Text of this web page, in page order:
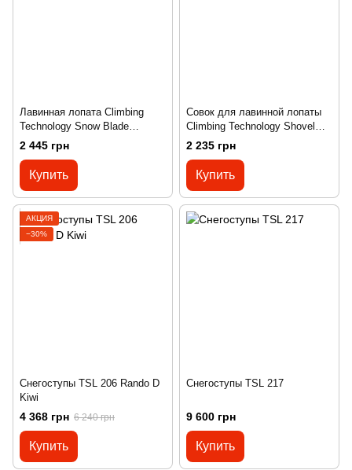
Лавинная лопата Climbing
Technology Snow Blade
blue/green
2 445 грн
Купить
Совок для лавинной лопаты
Climbing Technology Shovel
grey
2 235 грн
Купить
АКЦИЯ
−30%
Снегоступы TSL 206 Rando D
Kiwi
4 368 грн 6 240 грн
Купить
Снегоступы TSL 217
9 600 грн
Купить